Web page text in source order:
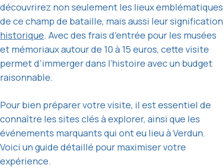
découvrirez non seulement les lieux emblématiques
de ce champ de bataille, mais aussi leur signification
historique. Avec des frais d’entrée pour les musées
et mémoriaux autour de 10 à 15 euros, cette visite
permet d’immerger dans l’histoire avec un budget
raisonnable.
Pour bien préparer votre visite, il est essentiel de
connaître les sites clés à explorer, ainsi que les
événements marquants qui ont eu lieu à Verdun.
Voici un guide détaillé pour maximiser votre
expérience.